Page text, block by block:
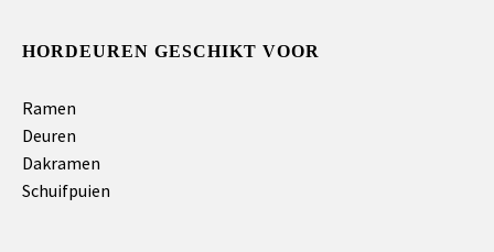
HORDEUREN GESCHIKT VOOR
Ramen
Deuren
Dakramen
Schuifpuien